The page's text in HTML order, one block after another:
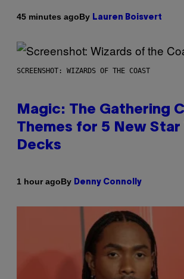
45 minutes agoBy Lauren Boisvert
SCREENSHOT: WIZARDS OF THE COAST
Magic: The Gathering
Themes for 5 New Star
Decks
1 hour agoBy Denny Connolly